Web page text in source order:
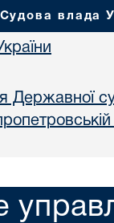
Судова влада
Державної